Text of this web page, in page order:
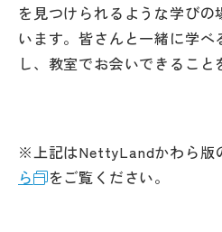
を見つけられるような学び
います。皆さんと一緒に学
し、教室でお会いできること
※上記はNettyLandかわら版
ら
をご覧ください。